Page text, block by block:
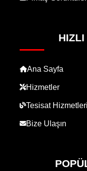
Ana Sayfa
Hizmetler
Tesisat Hizmetleri
Bize Ulaşın